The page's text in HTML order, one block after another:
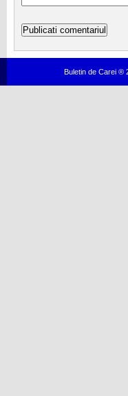
Buletin de Carei ®